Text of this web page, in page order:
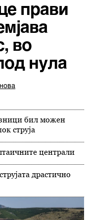
прави
во
нула
бил можен
струја
централи
драстично